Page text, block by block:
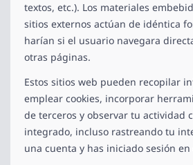
textos, etc.). Los materiales
sitios externos actúan de idéntica
harían si el usuario navegara
otras páginas.
Estos sitios web pueden recopilar
emplear cookies, incorporar
de terceros y observar tu actividad
integrado, incluso rastreando tu
una cuenta y has iniciado sesión